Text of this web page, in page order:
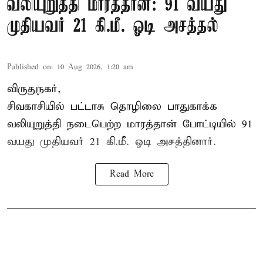
வலியுறுத்தி மாரத்தான்: 91 வயது
முதியவர் 21 கி.மீ. ஓடி அசத்தல்
Published on: 10 Aug 2026, 1:20 am
விருதுநகர்,
சிவகாசியில் பட்டாசு தொழிலை பாதுகாக்க
வலியுறுத்தி நடைபெற்ற மாரத்தான் போட்டியில் 91
வயது முதியவர் 21 கி.மீ. ஓடி அசத்தினார்.
Read More